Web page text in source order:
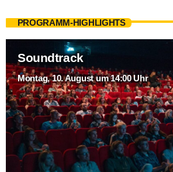
PROGRAMM-HIGHLIGHTS
Soundtrack
Montag, 10. August um 14:00 Uhr